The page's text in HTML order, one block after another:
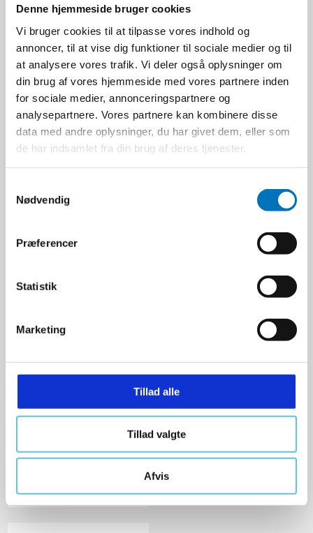
Denne hjemmeside bruger cookies
Vi bruger cookies til at tilpasse vores indhold og
annoncer, til at vise dig funktioner til sociale medier og til
at analysere vores trafik. Vi deler også oplysninger om
din brug af vores hjemmeside med vores partnere inden
for sociale medier, annonceringspartnere og
analysepartnere. Vores partnere kan kombinere disse
data med andre oplysninger, du har givet dem, eller som
de har indsamlet fra din brug af deres tjenester.
Nødvendig
Præferencer
Statistik
Marketing
Tillad alle
Tillad valgte
Afvis
4.782,00 DKK
Ekskl. moms
VIS PRODUKT
200x400 mm. - t/VTH-
150-BL
Hamevac
11503703
VIS PRODUKT